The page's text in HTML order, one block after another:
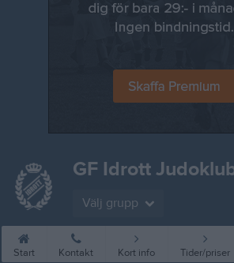
GF Idrott
Välj grupp
Start Kontakt Kort info Tider/priser